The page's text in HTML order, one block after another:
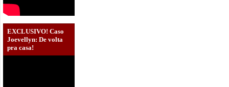
EXCLUSIVO! Caso
Joevellyn: De volta
pra casa!